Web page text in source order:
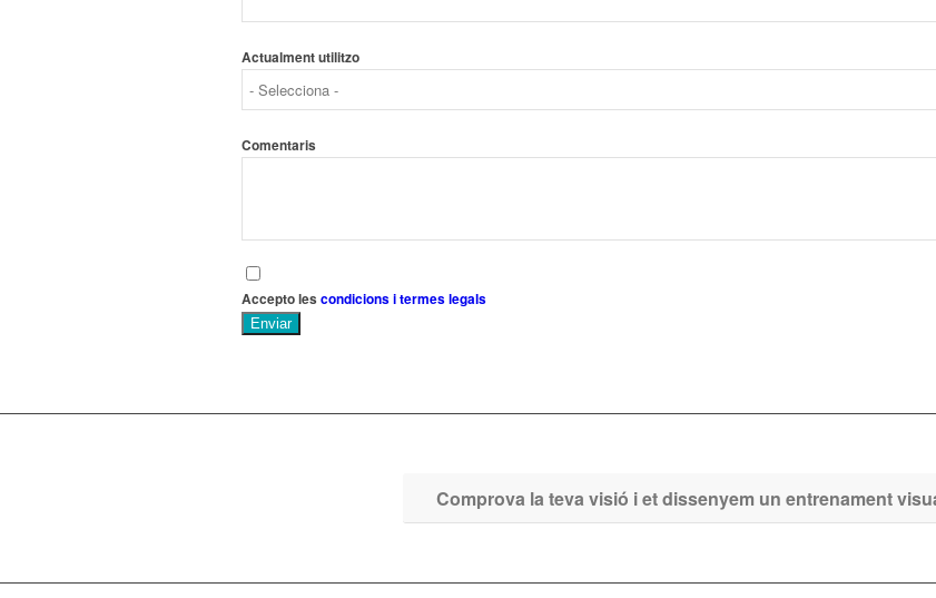
Actualment utilitzo
Comentaris
Accepto les condicions i termes legals
Enviar
Comprova la teva visió i et dissenyem un entrenament